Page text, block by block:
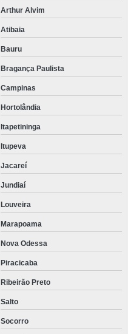
Arthur Alvim
Atibaia
Bauru
Bragança Paulista
Campinas
Hortolândia
Itapetininga
Itupeva
Jacareí
Jundiaí
Louveira
Marapoama
Nova Odessa
Piracicaba
Ribeirão Preto
Salto
Socorro